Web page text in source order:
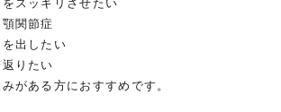
スッキリさせたい
関節症
出したい
りたい
がある方におすすめです。